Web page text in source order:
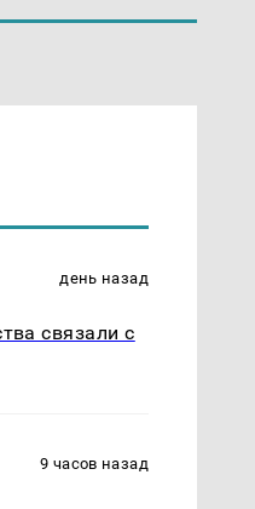
день назад
связали с
9 часов назад